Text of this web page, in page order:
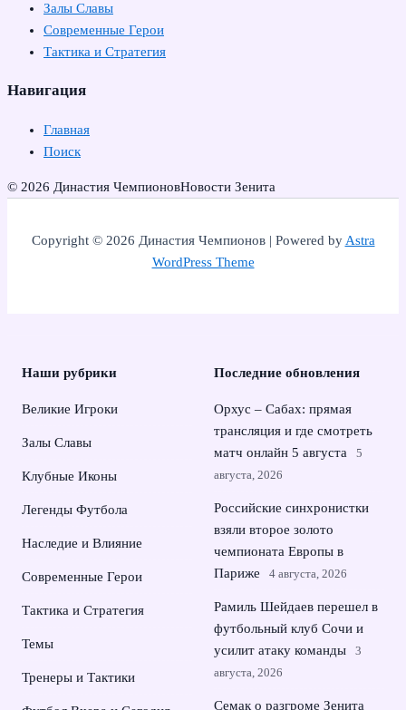
Залы Славы
Современные Герои
Тактика и Стратегия
Навигация
Главная
Поиск
© 2026 Династия ЧемпионовНовости Зенита
Copyright © 2026 Династия Чемпионов | Powered byAstra
WordPress Theme
Наши рубрики
Великие Игроки
Залы Славы
Клубные Иконы
Легенды Футбола
Наследие и Влияние
Современные Герои
Тактика и Стратегия
Темы
Тренеры и Тактики
Последние обновления
Орхус – Сабах: прямая
трансляция и где смотреть
матч онлайн 5 августа
5
августа, 2026
Российские синхронистки
взяли второе золото
чемпионата Европы в
Париже
4 августа, 2026
Рамиль Шейдаев перешел в
футбольный клуб Сочи и
усилит атаку команды
3
августа, 2026
Семак о разгроме Зенита